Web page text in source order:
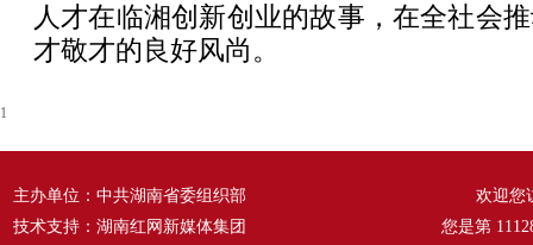
人才在临湘创新创业的故事，在全社会
才敬才的良好风尚。
1
主办单位：中共湖南省委组织部
技术支持：湖南红网新媒体集团
欢迎您
您是第